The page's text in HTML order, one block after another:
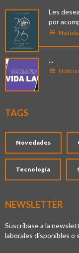
Les
por
...
TAGS
Novedades
Tecnología
NEWSLETTER
Suscríbase a la
laborales disponibles o